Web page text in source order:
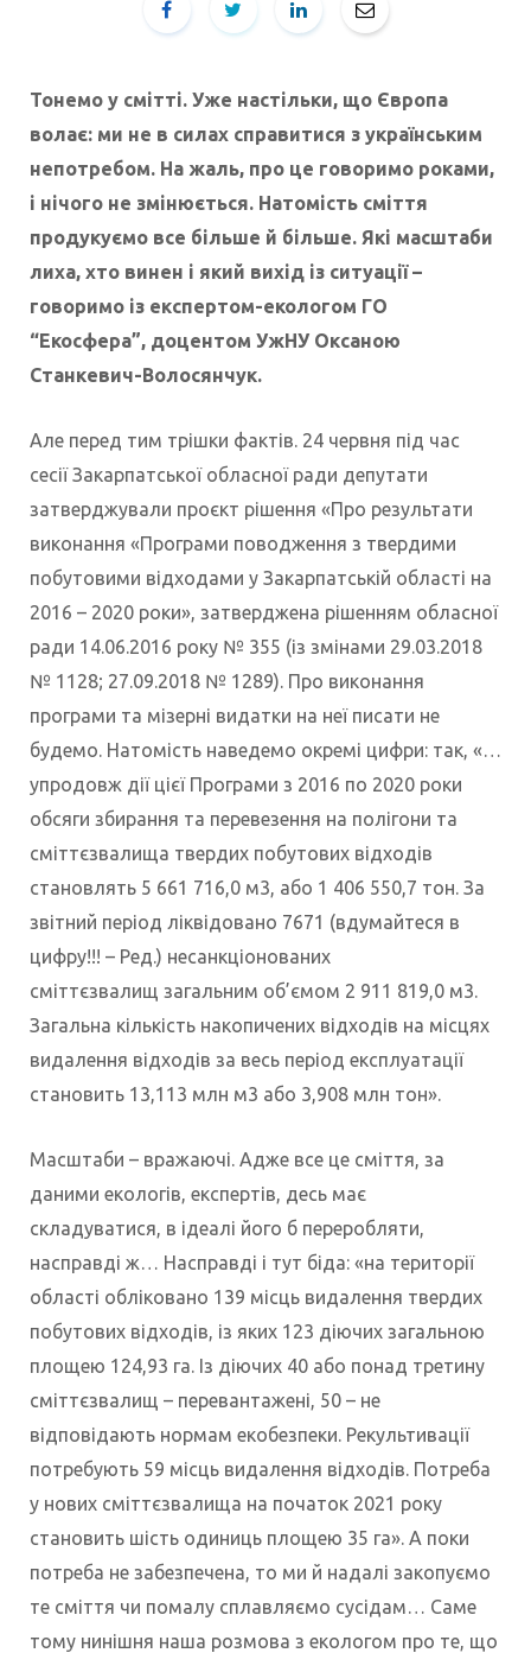
Тонемо у смітті. Уже настільки, що Європа
волає: ми не в силах справитися з українським
непотребом. На жаль, про це говоримо роками,
і нічого не змінюється. Натомість сміття
продукуємо все більше й більше. Які масштаби
лиха, хто винен і який вихід із ситуації –
говоримо із експертом-екологом ГО
“Екосфера”, доцентом УжНУ Оксаною
Станкевич-Волосянчук.
Але перед тим трішки фактів. 24 червня під час
сесії Закарпатської обласної ради депутати
затверджували проєкт рішення «Про результати
виконання «Програми поводження з твердими
побутовими відходами у Закарпатській області на
2016 – 2020 роки», затверджена рішенням обласної
ради 14.06.2016 року № 355 (із змінами 29.03.2018
№ 1128; 27.09.2018 № 1289). Про виконання
програми та мізерні видатки на неї писати не
будемо. Натомість наведемо окремі цифри: так, «…
упродовж дії цієї Програми з 2016 по 2020 роки
обсяги збирання та перевезення на полігони та
сміттєзвалища твердих побутових відходів
становлять 5 661 716,0 м3, або 1 406 550,7 тон. За
звітний період ліквідовано 7671 (вдумайтеся в
цифру!!! – Ред.) несанкціонованих
сміттєзвалищ загальним об’ємом 2 911 819,0 м3.
Загальна кількість накопичених відходів на місцях
видалення відходів за весь період експлуатації
становить 13,113 млн м3 або 3,908 млн тон».
Масштаби – вражаючі. Адже все це сміття, за
даними екологів, експертів, десь має
складуватися, в ідеалі його б переробляти,
насправді ж… Насправді і тут біда: «на території
області обліковано 139 місць видалення твердих
побутових відходів, із яких 123 діючих загальною
площею 124,93 га. Із діючих 40 або понад третину
сміттєзвалищ – перевантажені, 50 – не
відповідають нормам екобезпеки. Рекультивації
потребують 59 місць видалення відходів. Потреба
у нових сміттєзвалища на початок 2021 року
становить шість одиниць площею 35 га». А поки
потреба не забезпечена, то ми й надалі закопуємо
те сміття чи помалу сплавляємо сусідам… Саме
тому нинішня наша розмова з екологом про те, що